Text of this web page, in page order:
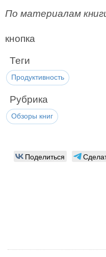
По материалам
кнопка
Теги
Продуктивность
Рубрика
Обзоры книг
Поделиться